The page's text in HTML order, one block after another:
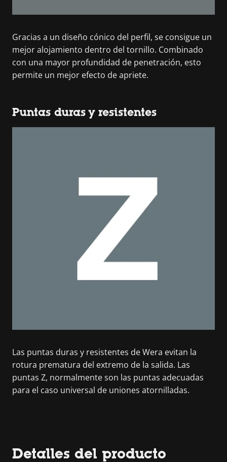
Gracias a un diseño cónico del perfil, se consigue un
mejor alojamiento dentro del tornillo. Combinado
con una mayor profundidad de penetración, esto
permite un mejor efecto de apriete.
Puntas duras y resistentes
Las puntas duras y resistentes de Wera evitan la
rotura prematura del extremo de la salida. Las
puntas Z, normalmente son las puntas adecuadas
para el caso universal de uniones atornilladas.
Detalles del producto